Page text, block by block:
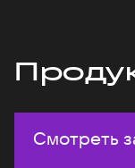
Смотреть